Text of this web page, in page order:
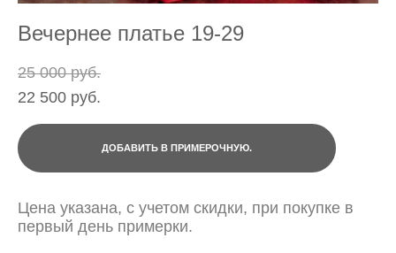
Вечернее платье 19-29
25 000 pуб.
22 500 pуб.
ДОБАВИТЬ В ПРИМЕРОЧНУЮ.
Цена указана, с учетом скидки, при покупке в
первый день примерки.